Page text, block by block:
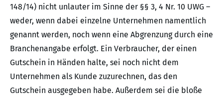
148/14) nicht unlauter im Sinne der §§ 3, 4 Nr. 10 UWG –
weder, wenn dabei einzelne Unternehmen namentlich
genannt werden, noch wenn eine Abgrenzung durch eine
Branchenangabe erfolgt. Ein Verbraucher, der einen
Gutschein in Händen halte, sei noch nicht dem
Unternehmen als Kunde zuzurechnen, das den
Gutschein ausgegeben habe. Außerdem sei die bloße